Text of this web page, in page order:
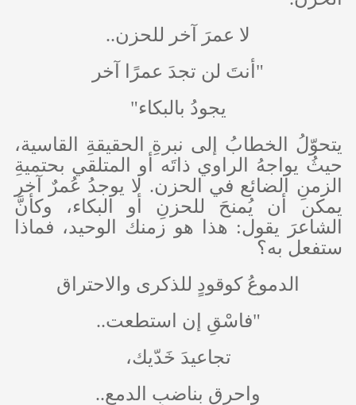
لا عمرَ آخر للحزن..
"أنتَ لن تجدَ عمرًا آخر
يجودُ بالبكاء"
يتحوّلُ الخطابُ إلى نبرةِ الحقيقةِ القاسية،
حيثُ يواجهُ الراوي ذاتَه أو المتلقي بحتميةِ
الزمنِ الضائع في الحزن. لا يوجدُ عُمرٌ آخر
يمكن أن يُمنحَ للحزنِ أو البكاء، وكأنَّ
الشاعرَ يقول: هذا هو زمنك الوحيد، فماذا
ستفعل به؟
الدموعُ كوقودٍ للذكرى والاحتراق
"فاسْقِ إن استطعت..
تجاعيدَ خَدّيك،
واحرق بناضبِ الدمعِ..